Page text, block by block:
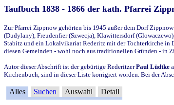
Taufbuch 1838 - 1866 der kath. Pfarrei
Zur Pfarrei Zippnow gehörten bis 1945 außer dem Dorf
(Dudylany), Freudenfier (Szwecja), Klawittersdorf
Stabitz und ein Lokalvikariat Rederitz mit der Tochterkirche in
diesen Gemeinden - wohl noch aus traditionellen Gründen - in
Autor dieser Abschrift ist der gebürtige RederitzerPaul Lüdtke
Kirchenbuch, sind in dieser Liste korrigiert worden. Bei der
Alles Suchen Auswahl Detail